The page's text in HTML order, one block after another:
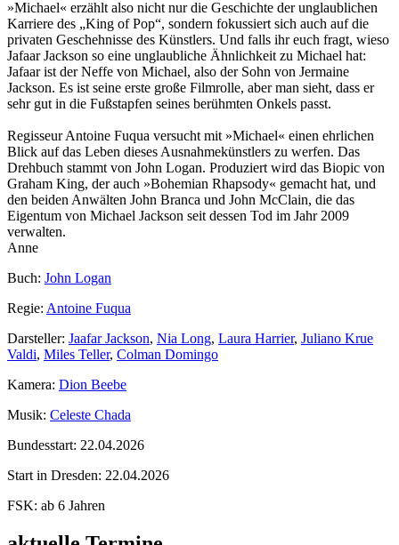
»Michael« erzählt also nicht nur die Geschichte der unglaublichen
Karriere des „King of Pop“, sondern fokussiert sich auch auf die
privaten Geschehnisse des Künstlers. Und falls ihr euch fragt, wieso
Jafaar Jackson so eine unglaubliche Ähnlichkeit zu Michael hat:
Jafaar ist der Neffe von Michael, also der Sohn von Jermaine
Jackson. Es ist seine erste große Filmrolle, aber man sieht, dass er
sehr gut in die Fußstapfen seines berühmten Onkels passt.
Regisseur Antoine Fuqua versucht mit »Michael« einen ehrlichen
Blick auf das Leben dieses Ausnahmekünstlers zu werfen. Das
Drehbuch stammt von John Logan. Produziert wird das Biopic von
Graham King, der auch »Bohemian Rhapsody« gemacht hat, und
den beiden Anwälten John Branca und John McClain, die das
Eigentum von Michael Jackson seit dessen Tod im Jahr 2009
verwalten.
Anne
Buch: John Logan
Regie: Antoine Fuqua
Darsteller: Jaafar Jackson, Nia Long, Laura Harrier, Juliano Krue
Valdi, Miles Teller, Colman Domingo
Kamera: Dion Beebe
Musik: Celeste Chada
Bundesstart: 22.04.2026
Start in Dresden: 22.04.2026
FSK: ab 6 Jahren